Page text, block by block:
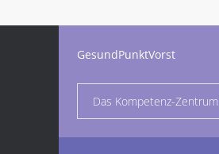
GesundPunktVorst
Das Kompetenz-Zentrum